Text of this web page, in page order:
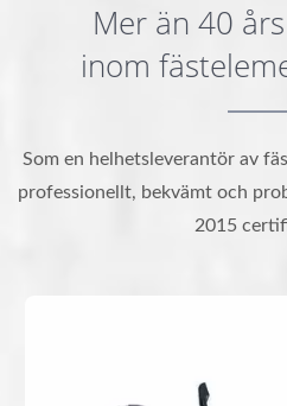
Mer än 40
inom
Som en helhetsleverantör av
professionellt, bekvämt och
2015